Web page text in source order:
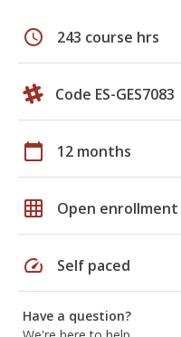
schedule 243 course hrs
Code ES-GES7083
calendar_today 12 months
grid_on Open enrollment
speed Self paced
Have a question?